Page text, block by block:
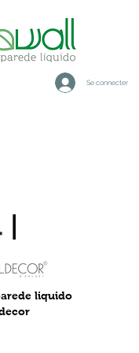
Se connecter
liquido